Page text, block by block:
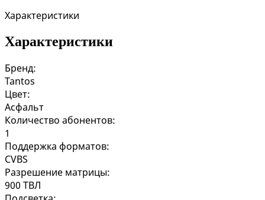
Характеристики
Характеристики
Бренд:
Tantos
Цвет:
Асфальт
Количество абонентов:
1
Поддержка форматов:
CVBS
Разрешение матрицы:
900 ТВЛ